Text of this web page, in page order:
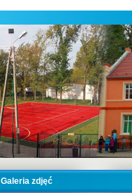
Galeria zdjęć